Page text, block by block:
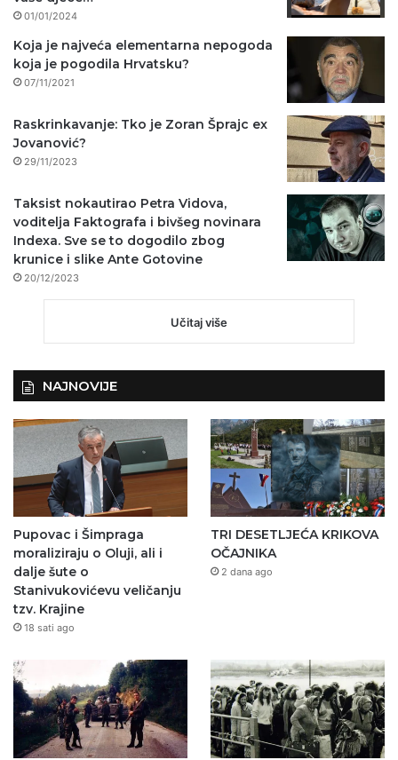
01/01/2024
Koja je najveća elementarna nepogoda
koja je pogodila Hrvatsku?
07/11/2021
Raskrinkavanje: Tko je Zoran Šprajc ex
Jovanović?
29/11/2023
Taksist nokautirao Petra Vidova,
voditelja Faktografa i bivšeg novinara
Indexa. Sve se to dogodilo zbog
krunice i slike Ante Gotovine
20/12/2023
Učitaj više
NAJNOVIJE
Pupovac i Šimpraga
moraliziraju o Oluji, ali i
dalje šute o
Stanivukovićevu veličanju
tzv. Krajine
18 sati ago
TRI DESETLJEĆA KRIKOVA
OČAJNIKA
2 dana ago